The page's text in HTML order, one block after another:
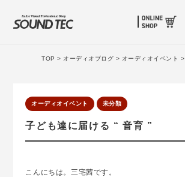
TOP > オーディオブログ > オーディオイベント >
オーディオイベント 未分類
子ども達に届ける “ 音育 ”
こんにちは。三宅茜です。